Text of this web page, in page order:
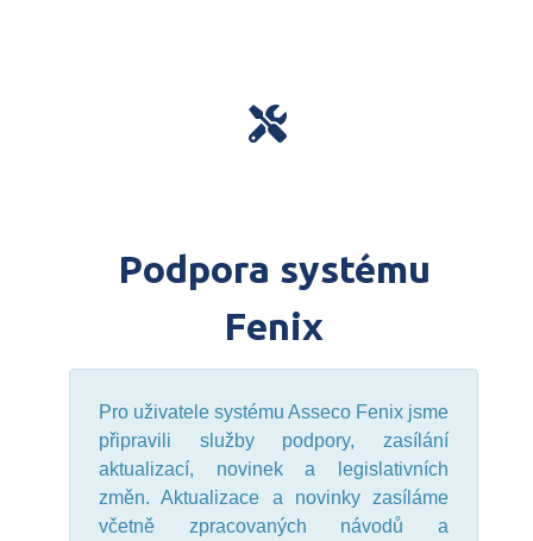
Podpora systému
Fenix
Pro uživatele systému Asseco Fenix jsme
připravili služby podpory, zasílání
aktualizací, novinek a legislativních
změn. Aktualizace a novinky zasíláme
včetně zpracovaných návodů a